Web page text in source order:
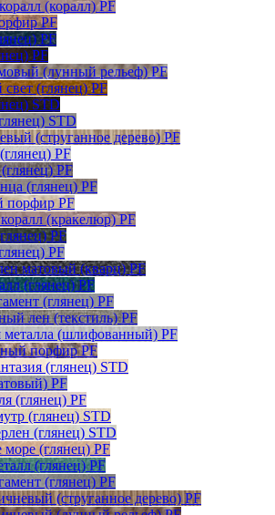
(коралл) PF
PF
PF
PF
(лунный рельеф) PF
(глянец) PF
STD
STD
(струганное дерево) PF
PF
PF
(глянец) PF
порфир PF
(кракелюр) PF
PF
PF
матовый (кварц) PF
(глянец) PF
(глянец) PF
лен (текстиль) PF
(шлифованный) PF
порфир PF
(глянец) STD
PF
(глянец) PF
(глянец) STD
(глянец) STD
(глянец) PF
(глянец) PF
(глянец) PF
(струганное дерево) PF